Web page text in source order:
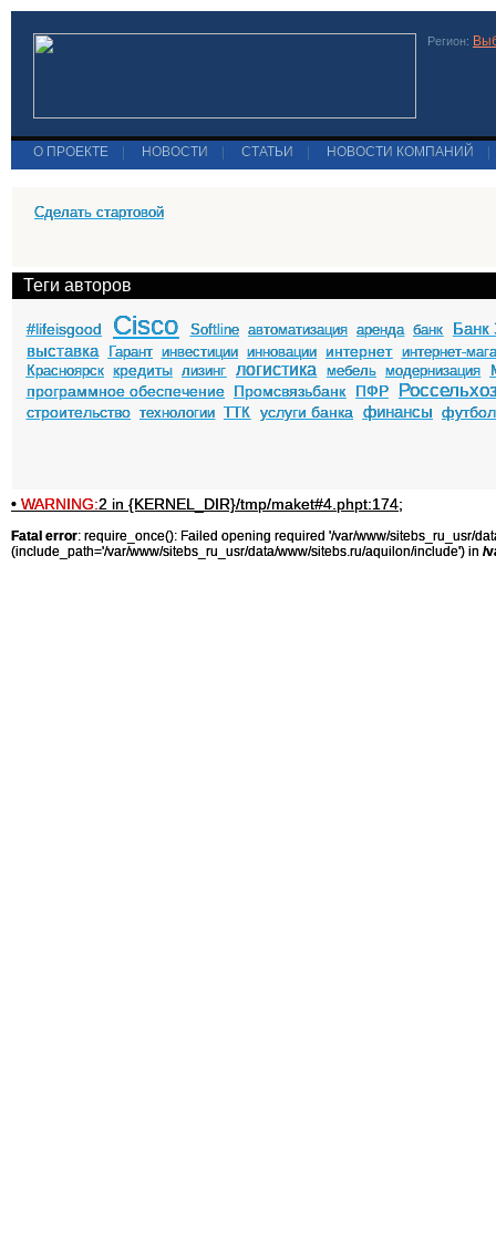
Регион:
О ПРОЕКТЕ НОВОСТИ СТАТЬИ НОВОСТИ КОМПАНИЙ
Сделать стартовой
Теги авторов
#lifeisgood Cisco Softline автоматизация аренда банк
Банк
выставка
Гарант инвестиции инновации интернет интернет-
Красноярск кредиты лизинг логистика мебель модернизация
программное обеспечение Промсвязьбанк ПФР
строительство технологии ТТК услуги банка финансы футбол
• WARNING:2 in {KERNEL_DIR}/tmp/maket#4.phpt:174;
Fatal error: require_once(): Failed opening required '/var/www/sitebs_ru_usr/
(include_path='/var/www/sitebs_ru_usr/data/www/sitebs.ru/aquilon/include') in /